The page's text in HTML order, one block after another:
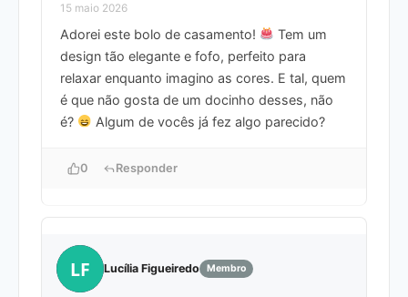
15 maio 2026
Adorei este bolo de casamento!
Tem um
design tão elegante e fofo, perfeito para
relaxar enquanto imagino as cores. E tal, quem
é que não gosta de um docinho desses, não
é?
Algum de vocês já fez algo parecido?
0 Responder
LF Lucília Figueiredo Membro